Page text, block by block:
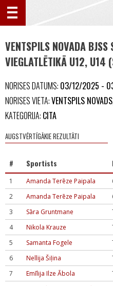
VENTSPILS NOVADA BJSS
VIEGLATLĒTIKĀ U12, U14
NORISES DATUMS: 03/12/2025 -
NORISES VIETA:VENTSPILS
KATEGORIJA: CITA
AUGSTVĒRTĪGĀKIE REZULTĀTI
# Sportists
1 Amanda Terēze Paipala
2
Amanda Terēze Paipala
3
Sāra Gruntmane
4
Nikola Krauze
5
Samanta Fogele
6
Nellija Šiļina
7
Emīlija Ilze Ābola